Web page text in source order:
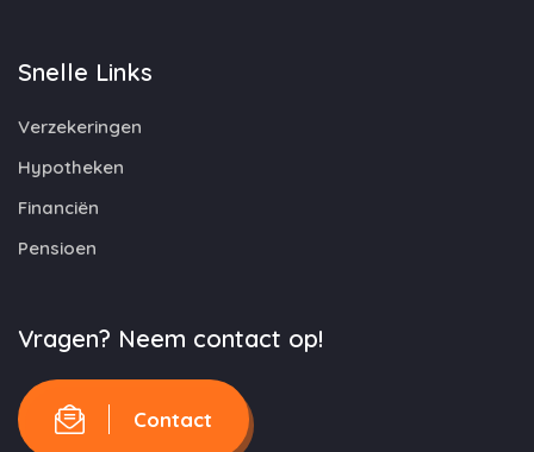
Snelle Links
Verzekeringen
Hypotheken
Financiën
Pensioen
Vragen? Neem contact op!
Contact